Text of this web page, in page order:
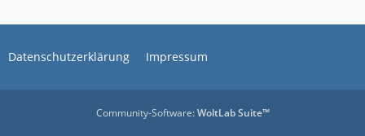
Datenschutzerklärung Impressum
Community-Software:WoltLab Suite™